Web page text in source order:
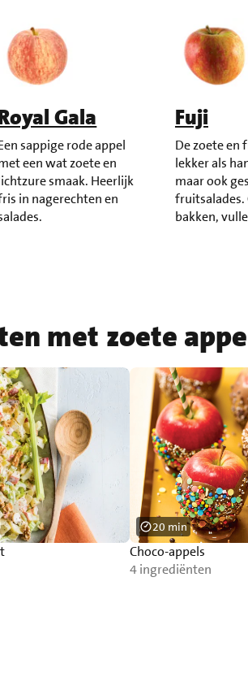
Gala
sappige rode appel
een wat zoete en
smaak. Heerlijk
in nagerechten en
Fuji
De zoete en
lekker als
maar ook
fruitsalades.
bakken,
met zoete
Choco-appels
4 ingrediënten
20 min